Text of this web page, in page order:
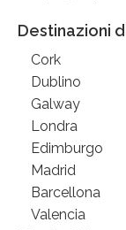
Destinazioni
Cork
Dublino
Galway
Londra
Edimburgo
Madrid
Barcellona
Valencia